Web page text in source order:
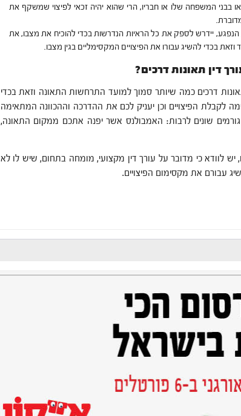
המשפחה שלו או חבריו, הרי שהוא יהיה זכאי לפיצוי שמשקף את
הנפגע, יידרש לספק את כל הראיות הנדרשות בכדי להוכיח את מצבו, את
בכדי להשיג עבורו את הפיצויים המקסימליים בגין מצבו.
דין תאונות דרכים?
דרכים כמה שיותר סמוך למועד התרחשות התאונה וזאת בכדי
לקבלת הפיצויים וכן יעניק לכם את ההדרכה וההכוונה המתאימה
שונים לרבות: האמבולנס אשר יפנה אתכם ממקום התאונה,
יש לוודא כי מדובר על עורך דין מקצועי, מומחה בתחום, שיש לו לא
עבורם את מקסימום הפיצויים.